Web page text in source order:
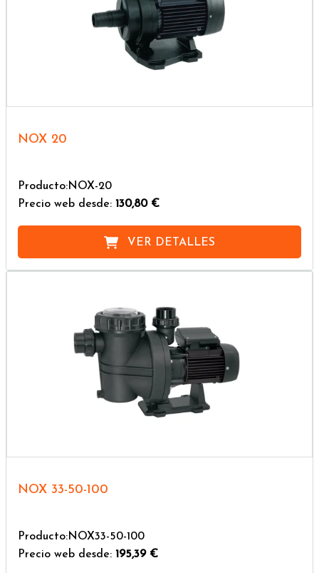
NOX 20
Producto:NOX-20
Precio web desde: 130,80 €
VER DETALLES
NOX 33-50-100
Producto:NOX33-50-100
Precio web desde: 195,39 €